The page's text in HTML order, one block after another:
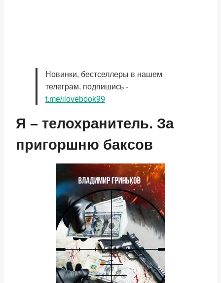
Новинки, бестселлеры в нашем
телеграм, подпишись -
t.me/ilovebook99
Я – телохранитель. За
пригоршню баксов